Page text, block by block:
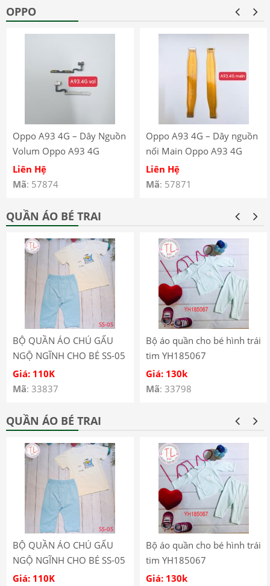
OPPO
Oppo A93 4G – Dây Nguồn
Volum Oppo A93 4G
CPH2121 CPH2123
Liên Hệ
Mã: 57874
Oppo A93 4G – Dây nguồn
nối Main Oppo A93 4G
CPH2121 CPH2123
Liên Hệ
Mã: 57871
QUẦN ÁO BÉ TRAI
BỘ QUẦN ÁO CHÚ GẤU
NGỘ NGĨNH CHO BÉ SS-05
Giá: 110K
Mã: 33837
Bộ áo quần cho bé hình trái
tim YH185067
Giá: 130k
Mã: 33798
QUẦN ÁO BÉ TRAI
BỘ QUẦN ÁO CHÚ GẤU
NGỘ NGĨNH CHO BÉ SS-05
Giá: 110K
Bộ áo quần cho bé hình trái
tim YH185067
Giá: 130k